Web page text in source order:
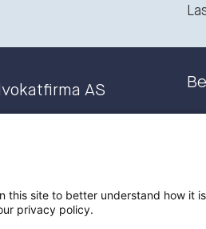
AS
this site to better understand how it
privacy policy.